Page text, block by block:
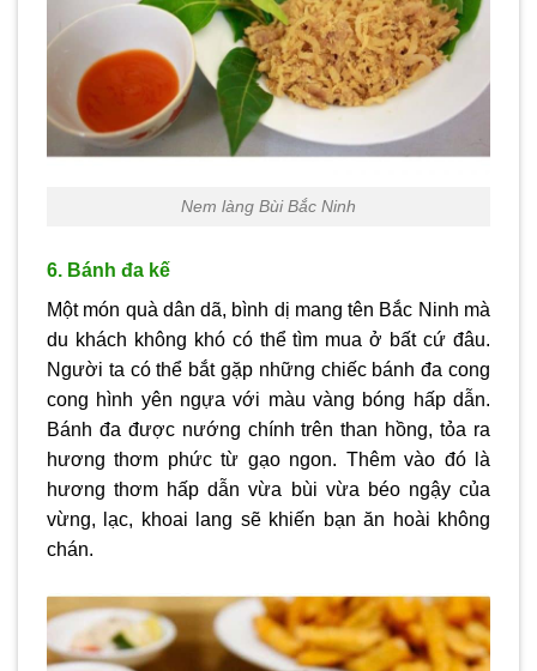
Nem làng Bùi Bắc Ninh
6. Bánh đa kế
Một món quà dân dã, bình dị mang tên Bắc Ninh mà
du khách không khó có thể tìm mua ở bất cứ đâu.
Người ta có thể bắt gặp những chiếc bánh đa cong
cong hình yên ngựa với màu vàng bóng hấp dẫn.
Bánh đa được nướng chính trên than hồng, tỏa ra
hương thơm phức từ gạo ngon. Thêm vào đó là
hương thơm hấp dẫn vừa bùi vừa béo ngậy của
vừng, lạc, khoai lang sẽ khiến bạn ăn hoài không
chán.